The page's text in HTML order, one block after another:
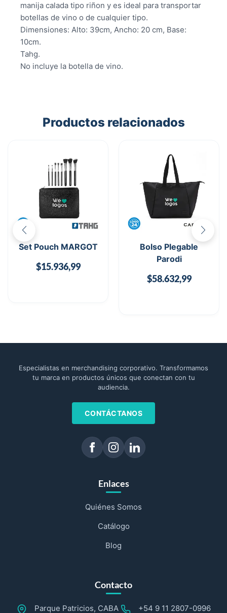
manija calada tipo riñon y es ideal para transportar
botellas de vino o de cualquier tipo.
Dimensiones: Alto: 39cm, Ancho: 20 cm, Base:
10cm.
Tahg.
No incluye la botella de vino.
Productos relacionados
Set Pouch MARGOT
$15.936,99
Bolso Plegable
Parodi
$58.632,99
Especialistas en merchandising corporativo. Transformamos
tu marca en productos únicos que conectan con tu
audiencia.
CONTÁCTANOS
Enlaces
Quiénes Somos
Catálogo
Blog
Contacto
Parque Patricios, CABA +54 9 11 2807-0996